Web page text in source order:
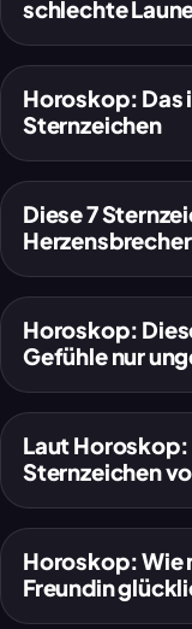
schlechte
Horoskop: Das
Sternzeichen
Diese 7
Herzensbrecher
♍ Jungfrau
Horoskop:
Gefühle nur
♉ Stier
Laut
Sternzeichen
Horoskop: Wie
Freundin